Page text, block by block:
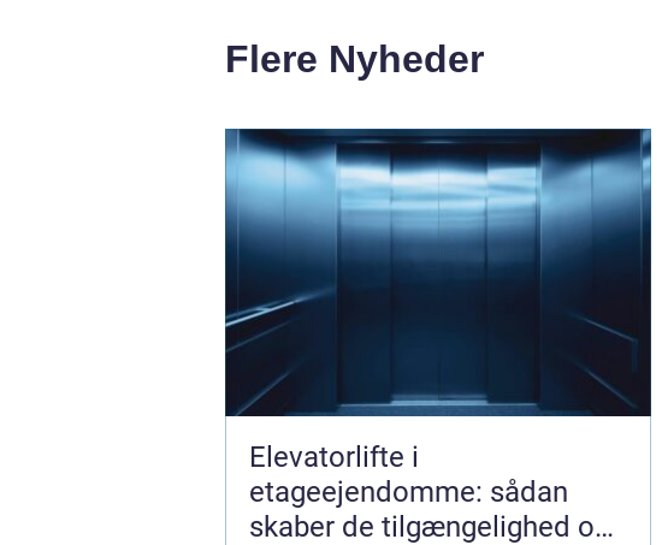
Flere Nyheder
Elevatorlifte i
etageejendomme: sådan
skaber de tilgængelighed og